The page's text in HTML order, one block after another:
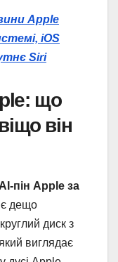
Apple
iOS
Siri
що
він
AI-пін Apple за
є дещо
диск з
виглядає